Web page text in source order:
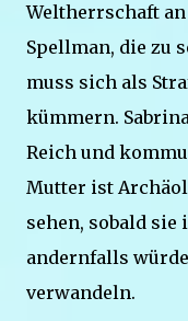
Weltherrschaft
Spellman, die zu
muss sich als
kümmern.
Reich und
Mutter ist
sehen, sobald sie
andernfalls
verwandeln.